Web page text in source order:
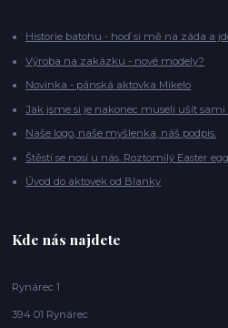
Historie batohu - hoď si mě na záda a
Výroba na zakázku - nové modely?
Novinka - pánská aktovka Mikelo
Jak jsme si je nakonec museli ušít sami
Naše logo, naše myšlenka, náš podpis.
Štěstí se nosí u nás. Roztomilý Easter
Úvod do aktovek od Blanky
Kde nás najdete
Rynárec 1
394 01 Rynárec